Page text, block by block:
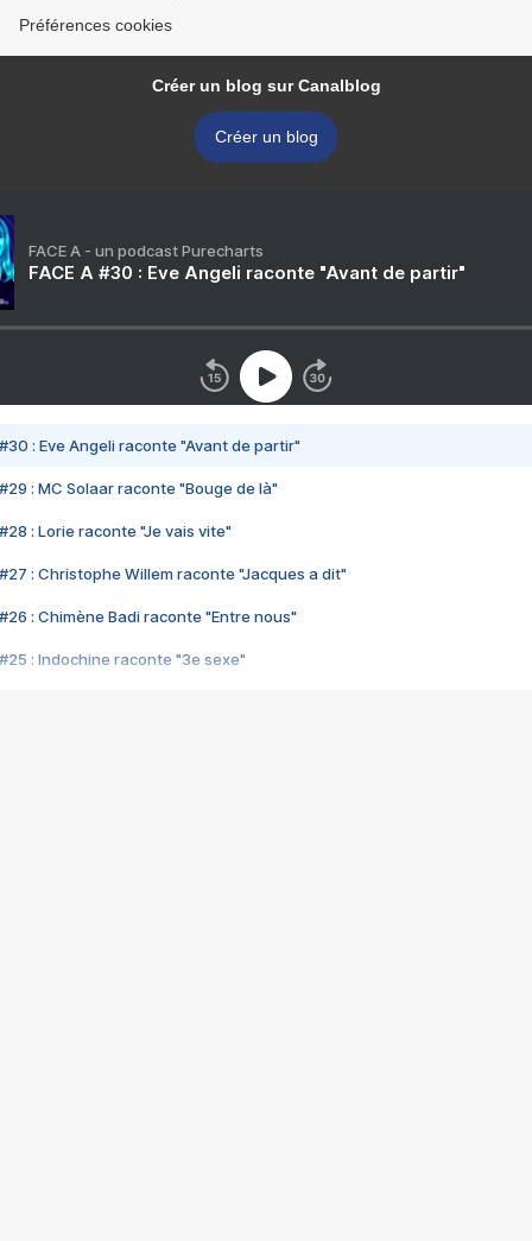
Préférences cookies
Créer un blog sur Canalblog
Créer un blog
FACE A - un podcast Purecharts
FACE A #30 : Eve Angeli raconte "Avant de partir"
#30 : Eve Angeli raconte "Avant de partir"
#29 : MC Solaar raconte "Bouge de là"
#28 : Lorie raconte "Je vais vite"
#27 : Christophe Willem raconte "Jacques a dit"
#26 : Chimène Badi raconte "Entre nous"
#25 : Indochine raconte "3e sexe"